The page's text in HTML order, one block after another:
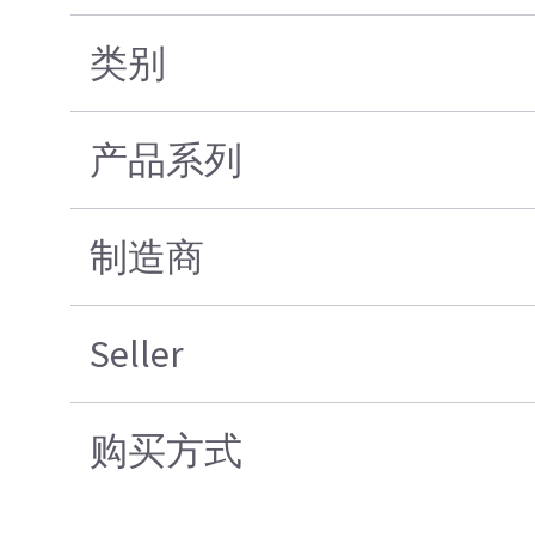
类别
产品系列
制造商
Seller
购买方式